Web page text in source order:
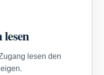
lesen den